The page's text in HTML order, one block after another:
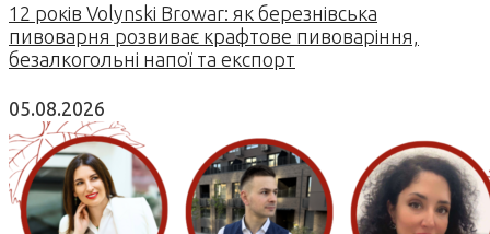
12 років Volynski Browar: як березнівська
пивоварня розвиває крафтове пивоваріння,
безалкогольні напої та експорт
05.08.2026